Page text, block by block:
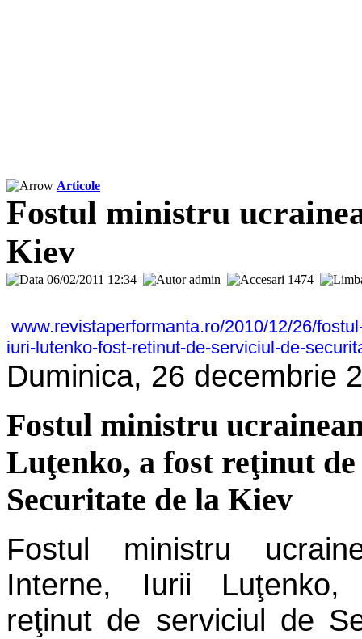
Articole
Fostul ministru
Kiev
06/02/2011 12:34 admin 1474
www.revistaperformanta.ro/2010/12/26/
iuri-lutenko-fost-retinut-de-serviciul-de-
Duminica, 26 decembrie
Fostul ministru
Luţenko, a fost reţinut
Securitate de la Kiev
Fostul ministru
Interne, Iurii
reţinut de serviciul de